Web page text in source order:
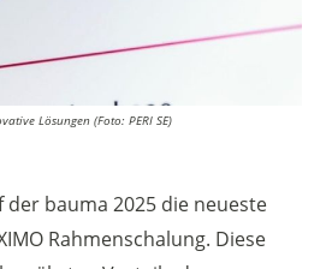
Lösungen (Foto: PERI SE)
der bauma 2025 die neueste
Rahmenschalung. Diese